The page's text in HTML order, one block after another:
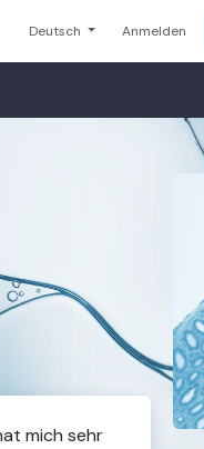
Deutsch Anmelden
mich sehr